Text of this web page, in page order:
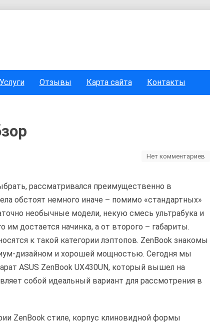
Услуги Отзывы Карта сайта Контакты
Нет комментариев
рассматривался преимущественно в
обстоят немного иначе – помимо «стандартных»
необычные модели, некую смесь ультрабука и
достается начинка, а от второго – габариты.
к такой категории лэптопов. ZenBook знакомы
дизайном и хорошей мощностью. Сегодня мы
ASUS ZenBook UX430UN, который вышел на
собой идеальный вариант для рассмотрения в
ZenBook стиле, корпус клиновидной формы